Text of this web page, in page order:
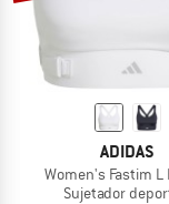
ADIDAS
Women's Fastim L
Sujetador